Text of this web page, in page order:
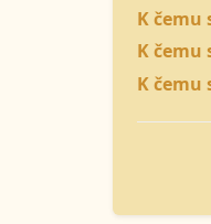
K čemu
K čemu
K čemu